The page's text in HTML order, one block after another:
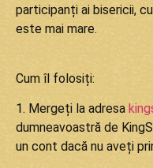
participanți ai bisericii,
este mai mare.
Cum îl folosiți:
1. Mergeți la adresa
dumneavoastră de
un cont dacă nu aveți